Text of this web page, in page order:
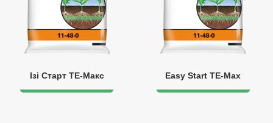
Ізі Старт ТЕ-Макс Easy Start TE-Max